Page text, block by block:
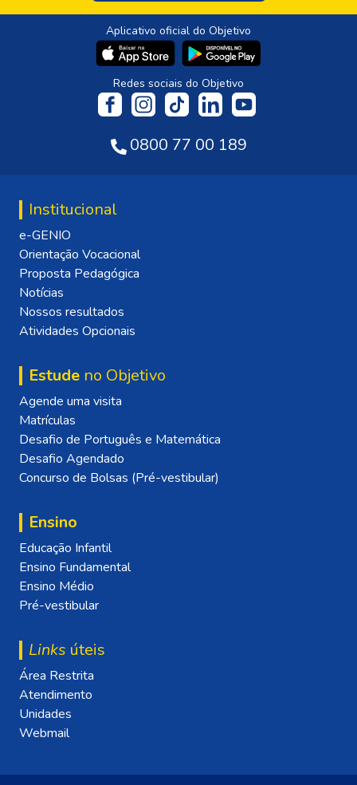
Aplicativo oficial do Objetivo
Redes sociais do Objetivo
0800 77 00 189
Institucional
e-GENIO
Orientação Vocacional
Proposta Pedagógica
Notícias
Nossos resultados
Atividades Opcionais
Estude no Objetivo
Agende uma visita
Matrículas
Desafio de Português e Matemática
Desafio Agendado
Concurso de Bolsas (Pré-vestibular)
Ensino
Educação Infantil
Ensino Fundamental
Ensino Médio
Pré-vestibular
Links úteis
Área Restrita
Atendimento
Unidades
Webmail